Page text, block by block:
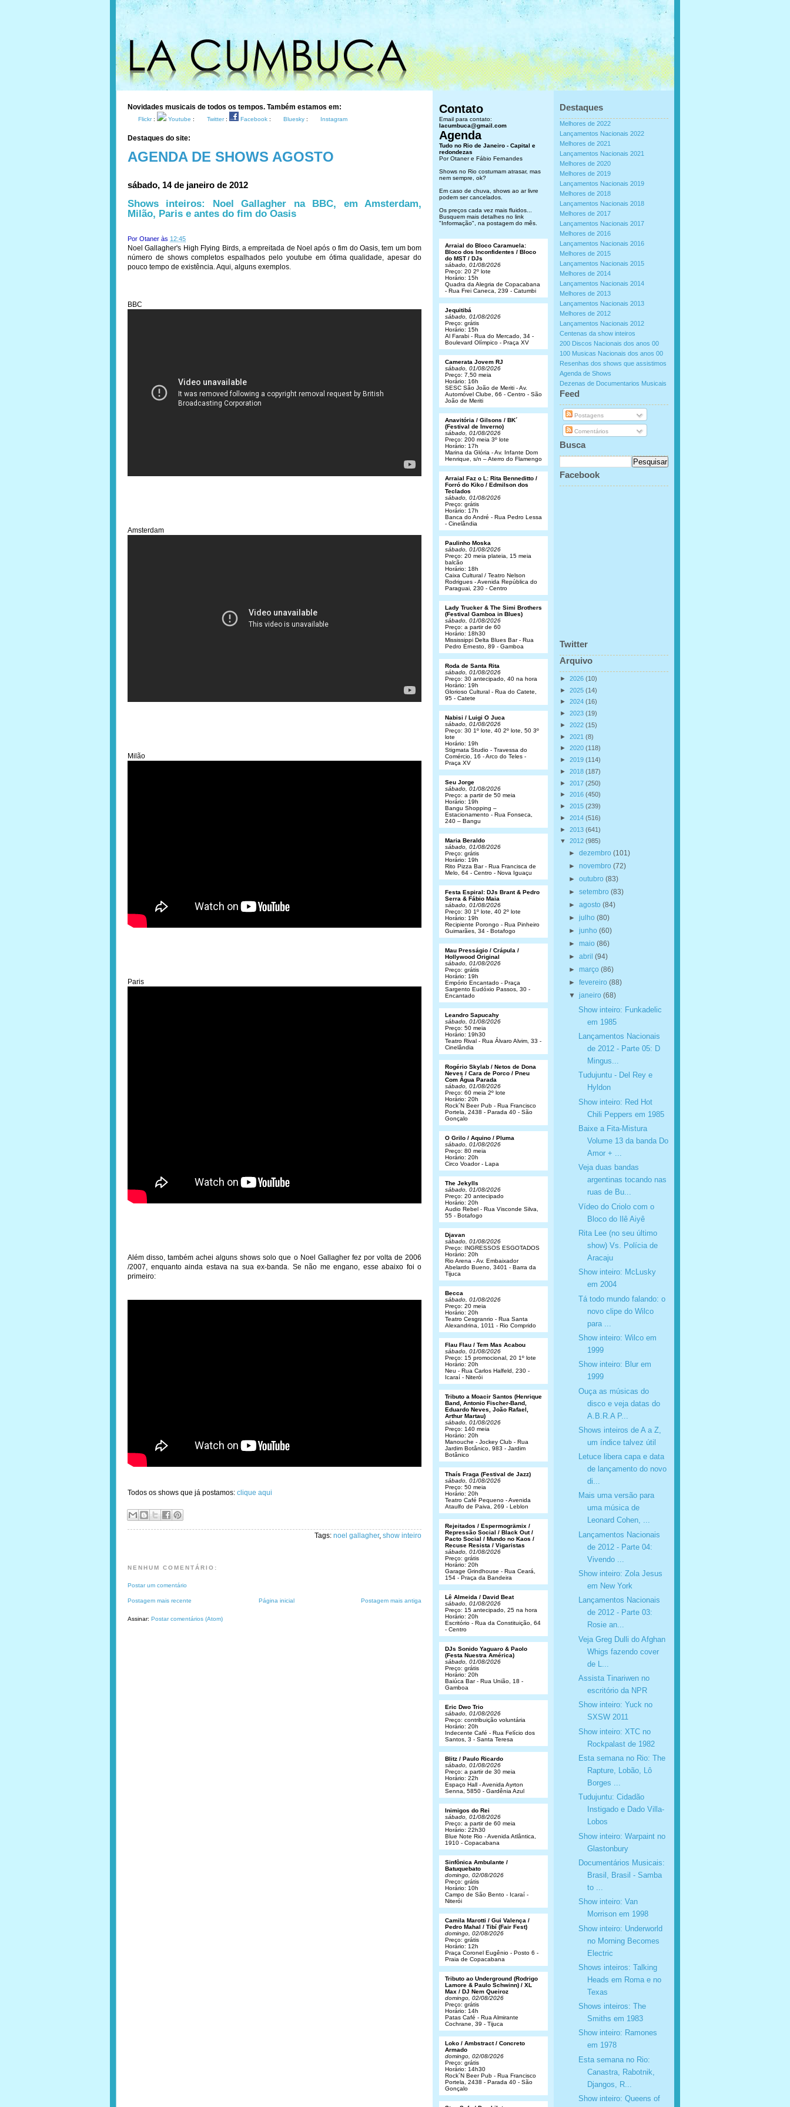
Novidades musicais de todos os tempos. Também estamos em:
Flickr: Youtube : Twitter: Facebook : Bluesky : Instagram
Destaques do site:
AGENDA DE SHOWS AGOSTO
sábado, 14 de janeiro de 2012
Shows inteiros: Noel Gallagher na BBC, em Amsterdam,
Milão, Paris e antes do fim do Oasis
Por Otaner às 12:45
Noel Gallagher's High Flying Birds, a empreitada de Noel após o fim do Oasis, tem um bom
número de shows completos espalhados pelo youtube em ótima qualidade, apesar do
pouco tempo de existência. Aqui, alguns exemplos.
BBC
Amsterdam
Milão
Paris
Além disso, também achei alguns shows solo que o Noel Gallagher fez por volta de 2006
/2007, enquanto ainda estava na sua ex-banda. Se não me engano, esse abaixo foi o
primeiro:
Todos os shows que já postamos: clique aqui
Tags: noel gallagher, show inteiro
NENHUM COMENTÁRIO:
Postar um comentário
Postagem mais recente Postagem mais antiga
Página inicial
Assinar: Postar comentários (Atom)
Destaques
Melhores de 2022
Lançamentos Nacionais 2022
Melhores de 2021
Lançamentos Nacionais 2021
Melhores de 2020
Melhores de 2019
Lançamentos Nacionais 2019
Melhores de 2018
Lançamentos Nacionais 2018
Melhores de 2017
Lançamentos Nacionais 2017
Melhores de 2016
Lançamentos Nacionais 2016
Melhores de 2015
Lançamentos Nacionais 2015
Melhores de 2014
Lançamentos Nacionais 2014
Melhores de 2013
Lançamentos Nacionais 2013
Melhores de 2012
Lançamentos Nacionais 2012
Centenas da show inteiros
200 Discos Nacionais dos anos 00
100 Musicas Nacionais dos anos 00
Resenhas dos shows que assistimos
Agenda de Shows
Dezenas de Documentarios Musicais
Feed
Postagens
Comentários
Busca
Facebook
Twitter
Arquivo
► 2026 (10)
► 2025 (14)
► 2024 (16)
► 2023 (19)
► 2022 (15)
► 2021 (8)
► 2020 (118)
► 2019 (114)
► 2018 (187)
► 2017 (250)
► 2016 (450)
► 2015 (239)
► 2014 (516)
► 2013 (641)
▼ 2012 (985)
► dezembro (101)
► novembro (72)
► outubro (83)
► setembro (83)
► agosto (84)
► julho (80)
► junho (60)
► maio (86)
► abril (94)
► março (86)
► fevereiro (88)
▼ janeiro (68)
Show inteiro: Funkadelic
em 1985
Lançamentos Nacionais
de 2012 - Parte 05: D
Mingus...
Tudujuntu - Del Rey e
Hyldon
Show inteiro: Red Hot
Chili Peppers em 1985
Baixe a Fita-Mistura
Volume 13 da banda Do
Amor + ...
Veja duas bandas
argentinas tocando nas
ruas de Bu...
Vídeo do Criolo com o
Bloco do Ilê Aiyê
Rita Lee (no seu último
show) Vs. Polícia de
Aracaju
Show inteiro: McLusky
em 2004
Tá todo mundo falando: o
novo clipe do Wilco
para ...
Show inteiro: Wilco em
1999
Show inteiro: Blur em
1999
Ouça as músicas do
disco e veja datas do
A.B.R.A P...
Shows inteiros de A a Z,
um índice talvez útil
Letuce libera capa e data
de lançamento do novo
di...
Mais uma versão para
uma música de
Leonard Cohen, ...
Lançamentos Nacionais
de 2012 - Parte 04:
Vivendo ...
Show inteiro: Zola Jesus
em New York
Lançamentos Nacionais
de 2012 - Parte 03:
Rosie an...
Veja Greg Dulli do Afghan
Whigs fazendo cover
de L...
Assista Tinariwen no
escritório da NPR
Show inteiro: Yuck no
SXSW 2011
Show inteiro: XTC no
Rockpalast de 1982
Esta semana no Rio: The
Rapture, Lobão, Lô
Borges ...
Tudujuntu: Cidadão
Instigado e Dado Villa-
Lobos
Show inteiro: Warpaint no
Glastonbury
Documentários Musicais:
Brasil, Brasil - Samba
to ...
Show inteiro: Van
Morrison em 1998
Show inteiro: Underworld
no Morning Becomes
Electric
Shows inteiros: Talking
Heads em Roma e no
Texas
Shows inteiros: The
Smiths em 1983
Show inteiro: Ramones
em 1978
Esta semana no Rio:
Canastra, Rabotnik,
Djangos, R...
Show inteiro: Queens of
Contato
Email para contato:
lacumbuca@gmail.com
Agenda
Tudo no Rio de Janeiro - Capital e
redondezas
Por Otaner e Fábio Fernandes
Shows no Rio costumam atrasar, mas
nem sempre, ok?
Em caso de chuva, shows ao ar livre
podem ser cancelados.
Os preços cada vez mais fluidos...
Busquem mais detalhes no link
"Informação", na postagem do mês.
Arraial do Bloco Caramuela:
Bloco dos Inconfidentes / Bloco
do MST / DJs
sábado, 01/08/2026
Preço: 20 2º lote
Horário: 15h
Quadra da Alegria de Copacabana
- Rua Frei Caneca, 239 - Catumbi
Jequitibá
sábado, 01/08/2026
Preço: grátis
Horário: 15h
Al Farabi - Rua do Mercado, 34 -
Boulevard Olímpico - Praça XV
Camerata Jovem RJ
sábado, 01/08/2026
Preço: 7,50 meia
Horário: 16h
SESC São João de Meriti - Av.
Automóvel Clube, 66 - Centro - São
João de Meriti
Anavitória / Gilsons / BK´
(Festival de Inverno)
sábado, 01/08/2026
Preço: 200 meia 3º lote
Horário: 17h
Marina da Glória - Av. Infante Dom
Henrique, s/n – Aterro do Flamengo
Arraial Faz o L: Rita Benneditto /
Forró do Kiko / Edmilson dos
Teclados
sábado, 01/08/2026
Preço: grátis
Horário: 17h
Banca do André - Rua Pedro Lessa
- Cinelândia
Paulinho Moska
sábado, 01/08/2026
Preço: 20 meia plateia, 15 meia
balcão
Horário: 18h
Caixa Cultural / Teatro Nelson
Rodrigues - Avenida República do
Paraguai, 230 - Centro
Lady Trucker & The Simi Brothers
(Festival Gamboa in Blues)
sábado, 01/08/2026
Preço: a partir de 60
Horário: 18h30
Mississippi Delta Blues Bar - Rua
Pedro Ernesto, 89 - Gamboa
Roda de Santa Rita
sábado, 01/08/2026
Preço: 30 antecipado, 40 na hora
Horário: 19h
Glorioso Cultural - Rua do Catete,
95 - Catete
Nabisi / Luigi O Juca
sábado, 01/08/2026
Preço: 30 1º lote, 40 2º lote, 50 3º
lote
Horário: 19h
Stigmata Studio - Travessa do
Comércio, 16 - Arco do Teles -
Praça XV
Seu Jorge
sábado, 01/08/2026
Preço: a partir de 50 meia
Horário: 19h
Bangu Shopping –
Estacionamento - Rua Fonseca,
240 – Bangu
Maria Beraldo
sábado, 01/08/2026
Preço: grátis
Horário: 19h
Rito Pizza Bar - Rua Francisca de
Melo, 64 - Centro - Nova Iguaçu
Festa Espiral: DJs Brant & Pedro
Serra & Fábio Maia
sábado, 01/08/2026
Preço: 30 1º lote, 40 2º lote
Horário: 19h
Recipiente Porongo - Rua Pinheiro
Guimarães, 34 - Botafogo
Mau Presságio / Crápula /
Hollywood Original
sábado, 01/08/2026
Preço: grátis
Horário: 19h
Empório Encantado - Praça
Sargento Eudóxio Passos, 30 -
Encantado
Leandro Sapucahy
sábado, 01/08/2026
Preço: 50 meia
Horário: 19h30
Teatro Rival - Rua Álvaro Alvim, 33 -
Cinelândia
Rogério Skylab / Netos de Dona
Neves / Cara de Porco / Pneu
Com Água Parada
sábado, 01/08/2026
Preço: 60 meia 2º lote
Horário: 20h
Rock´N Beer Pub - Rua Francisco
Portela, 2438 - Parada 40 - São
Gonçalo
O Grilo / Aquino / Pluma
sábado, 01/08/2026
Preço: 80 meia
Horário: 20h
Circo Voador - Lapa
The Jekylls
sábado, 01/08/2026
Preço: 20 antecipado
Horário: 20h
Audio Rebel - Rua Visconde Silva,
55 - Botafogo
Djavan
sábado, 01/08/2026
Preço: INGRESSOS ESGOTADOS
Horário: 20h
Rio Arena - Av. Embaixador
Abelardo Bueno, 3401 - Barra da
Tijuca
Becca
sábado, 01/08/2026
Preço: 20 meia
Horário: 20h
Teatro Cesgranrio - Rua Santa
Alexandrina, 1011 - Rio Comprido
Flau Flau / Tem Mas Acabou
sábado, 01/08/2026
Preço: 15 promocional, 20 1º lote
Horário: 20h
Neu - Rua Carlos Halfeld, 230 -
Icaraí - Niterói
Tributo a Moacir Santos (Henrique
Band, Antonio Fischer-Band,
Eduardo Neves, João Rafael,
Arthur Martau)
sábado, 01/08/2026
Preço: 140 meia
Horário: 20h
Manouche - Jockey Club - Rua
Jardim Botânico, 983 - Jardim
Botânico
Thaís Fraga (Festival de Jazz)
sábado, 01/08/2026
Preço: 50 meia
Horário: 20h
Teatro Café Pequeno - Avenida
Ataulfo de Paiva, 269 - Leblon
Rejeitados / Espermogrämix /
Repressão Social / Black Out /
Pacto Social / Mundo no Kaos /
Recuse Resista / Vigaristas
sábado, 01/08/2026
Preço: grátis
Horário: 20h
Garage Grindhouse - Rua Ceará,
154 - Praça da Bandeira
Lê Almeida / David Beat
sábado, 01/08/2026
Preço: 15 antecipado, 25 na hora
Horário: 20h
Escritório - Rua da Constituição, 64
- Centro
DJs Sonido Yaguaro & Paolo
(Festa Nuestra América)
sábado, 01/08/2026
Preço: grátis
Horário: 20h
Baiúca Bar - Rua União, 18 -
Gamboa
Eric Dwo Trio
sábado, 01/08/2026
Preço: contribuição voluntária
Horário: 20h
Indecente Café - Rua Felício dos
Santos, 3 - Santa Teresa
Blitz / Paulo Ricardo
sábado, 01/08/2026
Preço: a partir de 30 meia
Horário: 22h
Espaço Hall - Avenida Ayrton
Senna, 5850 - Gardênia Azul
Inimigos do Rei
sábado, 01/08/2026
Preço: a partir de 60 meia
Horário: 22h30
Blue Note Rio - Avenida Atlântica,
1910 - Copacabana
Sinfônica Ambulante /
Batuquebato
domingo, 02/08/2026
Preço: grátis
Horário: 10h
Campo de São Bento - Icaraí -
Niterói
Camila Marotti / Gui Valença /
Pedro Mahal / Tibí (Fair Fest)
domingo, 02/08/2026
Preço: grátis
Horário: 12h
Praça Coronel Eugênio - Posto 6 -
Praia de Copacabana
Tributo ao Underground (Rodrigo
Lamore & Paulo Schwinn) / XL
Max / DJ Nem Queiroz
domingo, 02/08/2026
Preço: grátis
Horário: 14h
Patas Café - Rua Almirante
Cochrane, 39 - Tijuca
Loko / Ambstract / Concreto
Armado
domingo, 02/08/2026
Preço: grátis
Horário: 14h30
Rock´N Beer Pub - Rua Francisco
Portela, 2438 - Parada 40 - São
Gonçalo